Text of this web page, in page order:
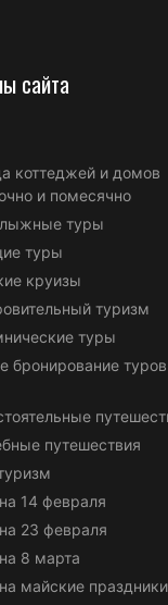
сайта
коттеджей и домов
и помесячно
туры
туры
круизы
туризм
туры
бронирование туров
путешествия
14 февраля
23 февраля
8 марта
майские праздники